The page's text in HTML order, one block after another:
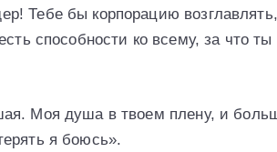
Тебе бы корпорацию
способности ко всему, за что
Моя душа в твоем плену, и
я боюсь».